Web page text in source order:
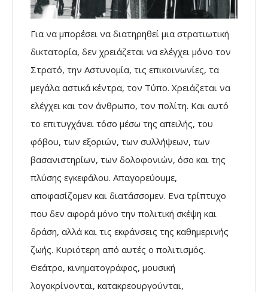
Για να μπορέσει να διατηρηθεί μια στρατιωτική
δικτατορία, δεν χρειάζεται να ελέγχει μόνο τον
Στρατό, την Αστυνομία, τις επικοινωνίες, τα
μεγάλα αστικά κέντρα, τον Τύπο. Χρειάζεται να
ελέγχει και τον άνθρωπο, τον πολίτη. Και αυτό
το επιτυγχάνει τόσο μέσω της απειλής, του
φόβου, των εξοριών, των συλλήψεων, των
βασανιστηρίων, των δολοφονιών, όσο και της
πλύσης εγκεφάλου. Απαγορεύουμε,
αποφασίζομεν και διατάσσομεν. Ενα τρίπτυχο
που δεν αφορά μόνο την πολιτική σκέψη και
δράση, αλλά και τις εκφάνσεις της καθημερινής
ζωής. Κυριότερη από αυτές ο πολιτισμός.
Θεάτρο, κινηματογράφος, μουσική
λογοκρίνονται, κατακρεουργούνται,